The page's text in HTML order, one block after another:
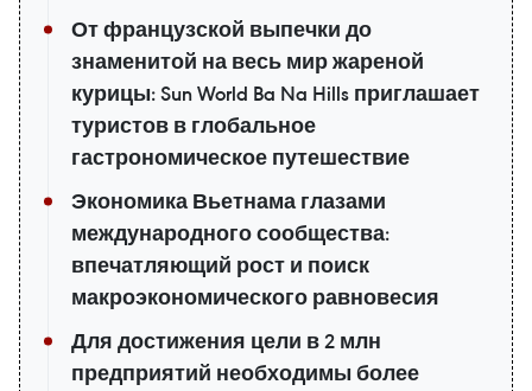
От французской выпечки до
знаменитой на весь мир жареной
курицы: Sun World Ba Na Hills приглашает
туристов в глобальное
гастрономическое путешествие
Экономика Вьетнама глазами
международного сообщества:
впечатляющий рост и поиск
макроэкономического равновесия
Для достижения цели в 2 млн
предприятий необходимы более